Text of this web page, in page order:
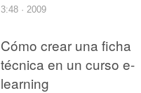
3:48 · 2009
Cómo crear una ficha
técnica en un curso e-
learning